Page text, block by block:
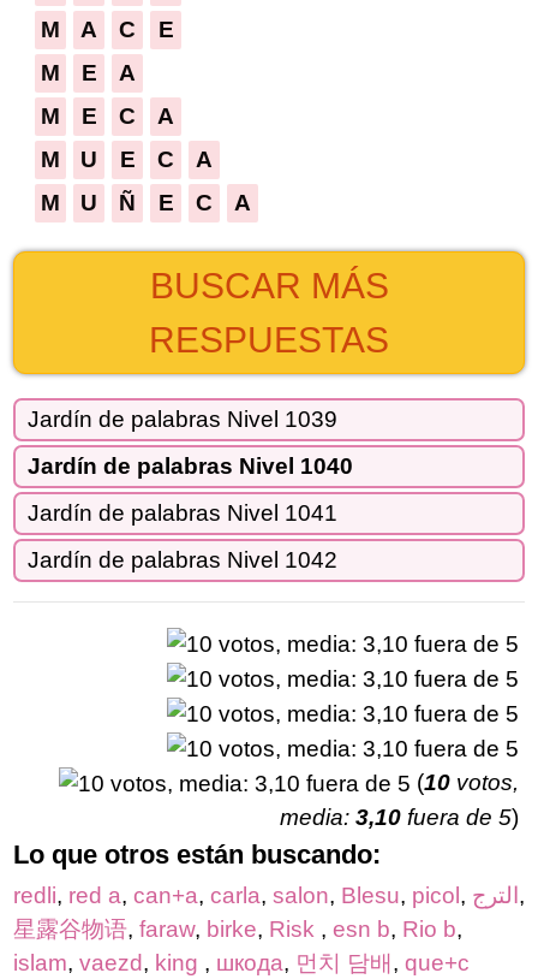
M
A C
E
M
E
A
M
E C
A
M
U E C
A
M
U Ñ E C A
BUSCAR MÁS
RESPUESTAS
Jardín de palabras Nivel 1039
Jardín de palabras Nivel 1040
Jardín de palabras Nivel 1041
Jardín de palabras Nivel 1042
(10 votos,
media: 3,10 fuera de 5)
Lo que otros están buscando:
redli, red a, can+a, carla, salon, Blesu, picol , الترج ,
星露谷物语, faraw, birke, Risk , esn b, Rio b,
islam, vaezd, king , шкода, 먼치 담배 , que+c